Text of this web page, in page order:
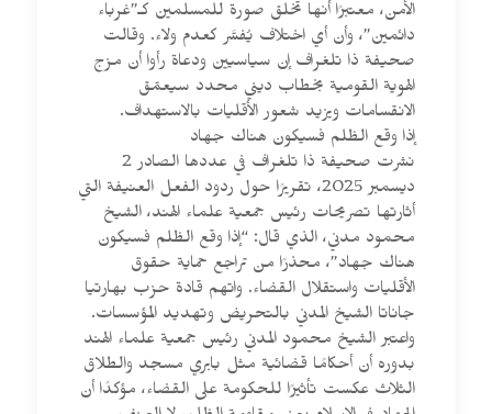
الأمن، معتبرًا أنها تخلق صورة للمسلمين كـ”غرباء
دائمين”، وأن أي اختلاف يُفسَّر كعدم ولاء. وقالت
صحيفة ذا تلغراف إن سياسيين ودعاة رأوا أن مزج
الهوية القومية بخطاب ديني محدد سيعمّق
الانقسامات ويزيد شعور الأقليات بالاستهداف.
إذا وقع الظلم فسيكون هناك جهاد
نشرت صحيفة ذا تلغراف في عددها الصادر 2
ديسمبر 2025، تقريرًا حول ردود الفعل العنيفة التي
أثارتها تصريحات رئيس جمعية علماء الهند، الشيخ
محمود مدني، الذي قال: “إذا وقع الظلم فسيكون
هناك جهاد”، محذرًا من تراجع حماية حقوق
الأقليات واستقلال القضاء. واتهم قادة حزب بهارتيا
جاناتا الشيخ المدني بالتحريض وتهديد المؤسسات.
واعتبر الشيخ محمود المدني رئيس جمعية علماء الهند
بدوره أن أحكامًا قضائية مثل بابري مسجد والطلاق
الثلاث عكست تأثيرًا للحكومة على القضاء، مؤكدًا أن